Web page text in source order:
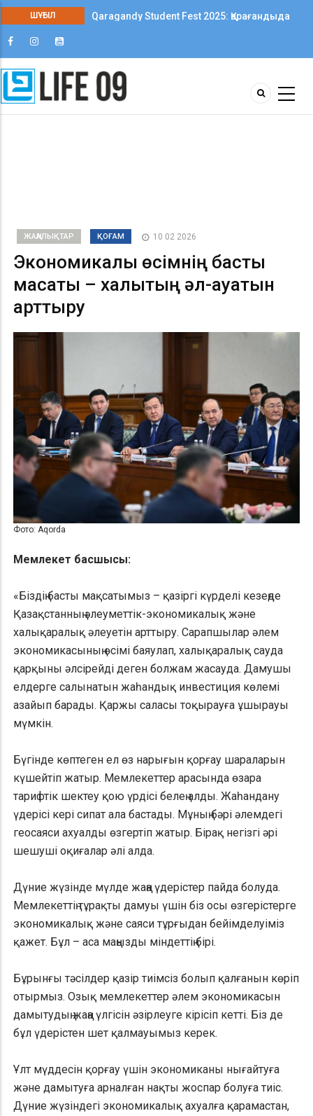
ШҰҒЫЛ
Qaragandy Student Fest 2025: Қарағандыда
ЖАҢАЛЫҚТАР ҚОҒАМ 10 02 2026
Экономикалық өсімнің басты
мақсаты – халықтың әл-ауқатын
арттыру
Фото: Aqorda
Мемлекет басшысы:
«Біздің басты мақсатымыз – қазіргі күрделі кезеңде
Қазақстанның әлеуметтік-экономикалық және
халықаралық әлеуетін арттыру. Сарапшылар әлем
экономикасының өсімі баяулап, халықаралық сауда
қарқыны әлсірейді деген болжам жасауда. Дамушы
елдерге салынатын жаһандық инвестиция көлемі
азайып барады. Қаржы саласы тоқырауға ұшырауы
мүмкін.
Бүгінде көптеген ел өз нарығын қорғау шараларын
күшейтіп жатыр. Мемлекеттер арасында өзара
тарифтік шектеу қою үрдісі белең алды. Жаһандану
үдерісі кері сипат ала бастады. Мұның бәрі әлемдегі
геосаяси ахуалды өзгертіп жатыр. Бірақ негізгі әрі
шешуші оқиғалар әлі алда.
Дүние жүзінде мүлде жаңа үдерістер пайда болуда.
Мемлекеттің тұрақты дамуы үшін біз осы өзгерістерге
экономикалық және саяси тұрғыдан бейімделуіміз
қажет. Бұл – аса маңызды міндеттің бірі.
Бұрынғы тәсілдер қазір тиімсіз болып қалғанын көріп
отырмыз. Озық мемлекеттер әлем экономикасын
дамытудың жаңа үлгісін әзірлеуге кірісіп кетті. Біз де
бұл үдерістен шет қалмауымыз керек.
Ұлт мүддесін қорғау үшін экономиканы нығайтуға
және дамытуға арналған нақты жоспар болуға тиіс.
Дүние жүзіндегі экономикалық ахуалға қарамастан,